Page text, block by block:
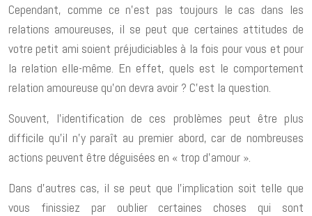
Cependant, comme ce n’est pas toujours le cas dans les
relations amoureuses, il se peut que certaines attitudes de
votre petit ami soient préjudiciables à la fois pour vous et pour
la relation elle-même. En effet, quels est le comportement
relation amoureuse qu’on devra avoir ? C’est la question.
Souvent, l’identification de ces problèmes peut être plus
difficile qu’il n’y paraît au premier abord, car de nombreuses
actions peuvent être déguisées en « trop d’amour ».
Dans d’autres cas, il se peut que l’implication soit telle que
vous finissiez par oublier certaines choses qui sont